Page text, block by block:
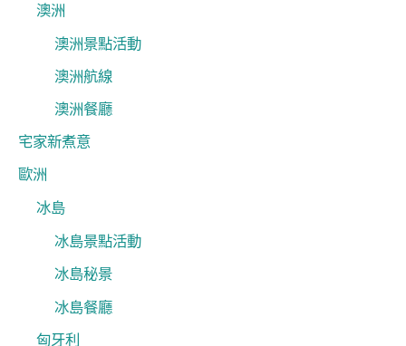
澳洲
澳洲景點活動
澳洲航線
澳洲餐廳
宅家新煮意
歐洲
冰島
冰島景點活動
冰島秘景
冰島餐廳
匈牙利